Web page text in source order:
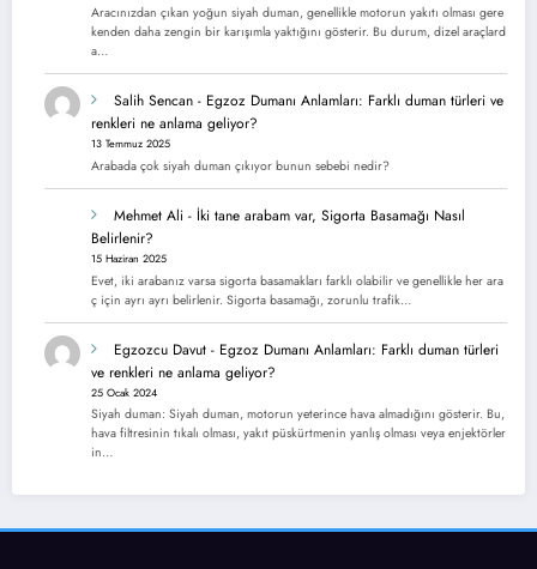
Aracınızdan çıkan yoğun siyah duman, genellikle motorun yakıtı olması gere
kenden daha zengin bir karışımla yaktığını gösterir. Bu durum, dizel araçlard
a…
Salih Sencan - Egzoz Dumanı Anlamları: Farklı duman türleri ve
renkleri ne anlama geliyor?
13 Temmuz 2025
Arabada çok siyah duman çıkıyor bunun sebebi nedir?
Mehmet Ali - İki tane arabam var, Sigorta Basamağı Nasıl
Belirlenir?
15 Haziran 2025
Evet, iki arabanız varsa sigorta basamakları farklı olabilir ve genellikle her ara
ç için ayrı ayrı belirlenir. Sigorta basamağı, zorunlu trafik…
Egzozcu Davut - Egzoz Dumanı Anlamları: Farklı duman türleri
ve renkleri ne anlama geliyor?
25 Ocak 2024
Siyah duman: Siyah duman, motorun yeterince hava almadığını gösterir. Bu,
hava filtresinin tıkalı olması, yakıt püskürtmenin yanlış olması veya enjektörler
in…